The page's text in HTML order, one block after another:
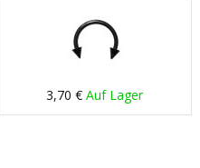
3,70 € Auf Lager